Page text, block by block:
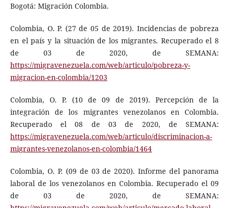
Bogotá: Migración Colombia.
Colombia, O. P. (27 de 05 de 2019). Incidencias de pobreza
en el país y la situación de los migrantes. Recuperado el 8
de 03 de 2020, de SEMANA:
https://migravenezuela.com/web/articulo/pobreza-y-
migracion-en-colombia/1203
Colombia, O. P. (10 de 09 de 2019). Percepción de la
integración de los migrantes venezolanos en Colombia.
Recuperado el 08 de 03 de 2020, de SEMANA:
https://migravenezuela.com/web/articulo/discriminacion-a-
migrantes-venezolanos-en-colombia/1464
Colombia, O. P. (09 de 03 de 2020). Informe del panorama
laboral de los venezolanos en Colombia. Recuperado el 09
de 03 de 2020, de SEMANA: